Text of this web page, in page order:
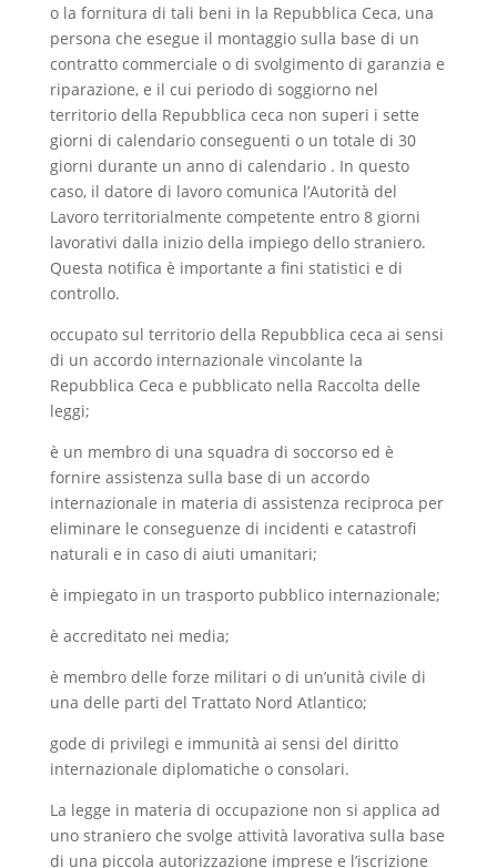
o la fornitura di tali beni in la Repubblica Ceca, una
persona che esegue il montaggio sulla base di un
contratto commerciale o di svolgimento di garanzia e
riparazione, e il cui periodo di soggiorno nel
territorio della Repubblica ceca non superi i sette
giorni di calendario conseguenti o un totale di 30
giorni durante un anno di calendario . In questo
caso, il datore di lavoro comunica l’Autorità del
Lavoro territorialmente competente entro 8 giorni
lavorativi dalla inizio della impiego dello straniero.
Questa notifica è importante a fini statistici e di
controllo.
occupato sul territorio della Repubblica ceca ai sensi
di un accordo internazionale vincolante la
Repubblica Ceca e pubblicato nella Raccolta delle
leggi;
è un membro di una squadra di soccorso ed è
fornire assistenza sulla base di un accordo
internazionale in materia di assistenza reciproca per
eliminare le conseguenze di incidenti e catastrofi
naturali e in caso di aiuti umanitari;
è impiegato in un trasporto pubblico internazionale;
è accreditato nei media;
è membro delle forze militari o di un’unità civile di
una delle parti del Trattato Nord Atlantico;
gode di privilegi e immunità ai sensi del diritto
internazionale diplomatiche o consolari.
La legge in materia di occupazione non si applica ad
uno straniero che svolge attività lavorativa sulla base
di una piccola autorizzazione imprese e l’iscrizione